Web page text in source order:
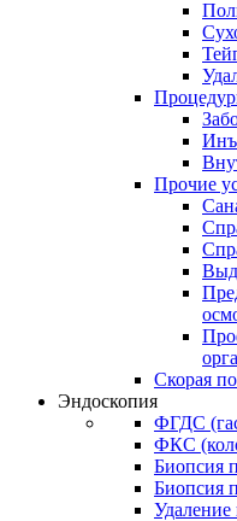
Прочие
Скорая
Эндоскопия
ФГДС
ФКС
Биопсия
Биопсия
Удаление